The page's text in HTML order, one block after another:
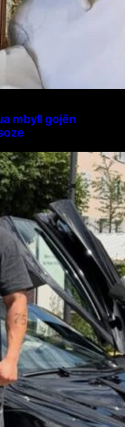
mbyll gojën